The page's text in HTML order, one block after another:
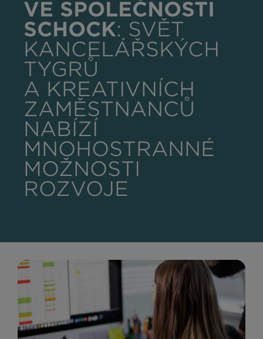
VE SPOLEČNOSTI
SCHOCK: SVĚT
KANCELÁŘSKÝCH
TYGRŮ
A KREATIVNÍCH
ZAMĚSTNANCŮ
NABÍZÍ
MNOHOSTRANNÉ
MOŽNOSTI
ROZVOJE